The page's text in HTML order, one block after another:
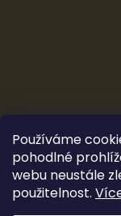
Používáme
pohodlné
webu neustále
použitelnost.